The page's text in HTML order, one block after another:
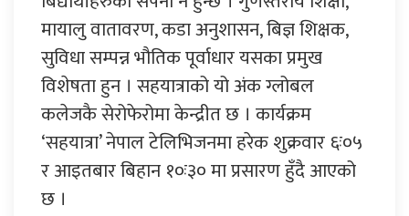
मायालु वातावरण, कडा अनुशासन, बिज्ञ शिक्षक,
सुविधा सम्पन्न भौतिक पूर्वाधार यसका प्रमुख
विशेषता हुन । सहयात्राको यो अंक ग्लोबल
कलेजकै सेरोफेरोमा केन्द्रीत छ । कार्यक्रम
‘सहयात्रा’ नेपाल टेलिभिजनमा हरेक शुक्रवार ६ः०५
र आइतबार बिहान १०ः३० मा प्रसारण हुँदै आएको
छ ।